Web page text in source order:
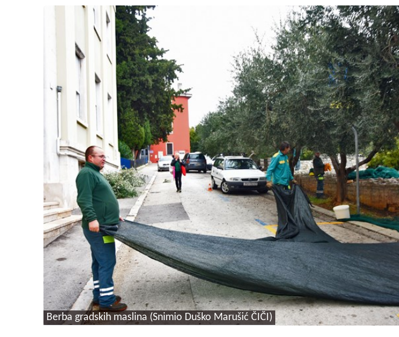
Berba gradskih maslina (Snimio Duško Marušić ČIČI)